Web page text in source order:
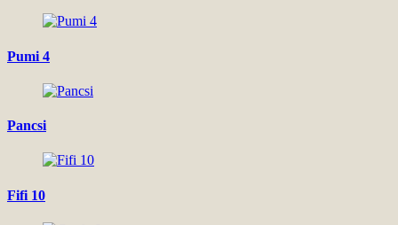
Pumi 4
Pancsi
Fifi 10